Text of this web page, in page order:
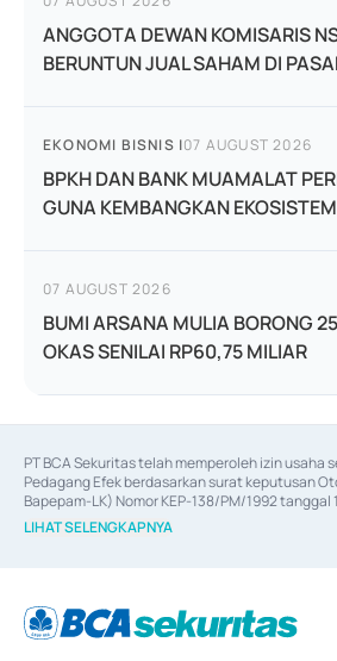
ANGGOTA DEWAN KOMISARIS
BERUNTUN JUAL SAHAM DI
EKONOMI BISNIS |07 AUGUST 2026
BPKH DAN BANK MUAMALAT
GUNA KEMBANGKAN
07 AUGUST 2026
BUMI ARSANA MULIA BORONG
OKAS SENILAI RP60,75 MILIAR
PT BCA Sekuritas telah memperoleh izin usaha
Pedagang Efek berdasarkan surat keputusan
Bapepam-LK) Nomor KEP-138/PM/1992 tanggal
06/D.04/2014 tanggal 28 Februari 2014, izin
Efek berdasarkan surat keputusan Otoritas Jasa
berdasarkan surat keputusan Otoritas Jasa
67/PM.21/2017 tanggal 3 Februari 2017, dan
LIHAT SELENGKAPNYA